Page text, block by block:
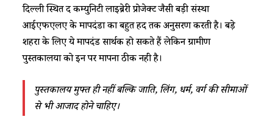
दिल्ली स्थित द कम्युनिटी लाइब्रेरी प्रोजेक्ट जैसी बड़ी संस्था
आईएफएलए के मापदंडों का बहुत हद तक अनुसरण करती है। बड़े
शहरों के लिए ये मापदंड सार्थक हो सकते हैं लेकिन ग्रामीण
पुस्तकालयों को इन पर मापना ठीक नही है।
पुस्तकालय मुफ्त ही नहीं बल्कि जाति, लिंग, धर्म, वर्ग की सीमाओं
से भी आजाद होने चाहिए।